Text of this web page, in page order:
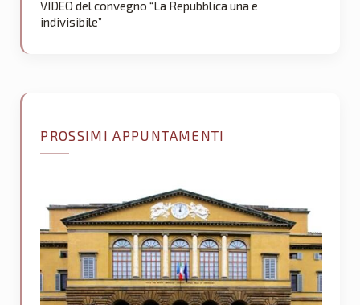
VIDEO del convegno “La Repubblica una e
indivisibile”
PROSSIMI APPUNTAMENTI